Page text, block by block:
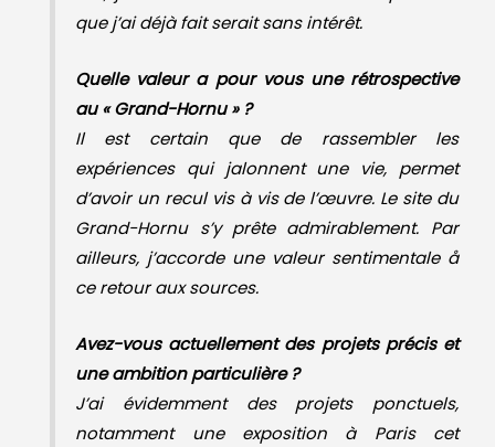
que j’ai déjà fait serait sans intérêt.
Quelle valeur a pour vous une rétrospective
au « Grand-Hornu » ?
Il est certain que de rassembler les
expériences qui jalonnent une vie, permet
d’avoir un recul vis à vis de l’œuvre. Le site du
Grand-Hornu s’y prête admirablement. Par
ailleurs, j’accorde une valeur sentimentale å
ce retour aux sources.
Avez-vous actuellement des projets précis et
une ambition particulière ?
J’ai évidemment des projets ponctuels,
notamment une exposition à Paris cet